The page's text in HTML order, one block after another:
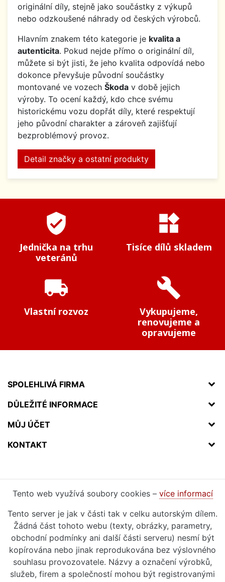
originální díly, stejně jako součástky z výkupů
nebo odzkoušené náhrady od českých výrobců.
Hlavním znakem této kategorie je kvalita a
autenticita. Pokud nejde přímo o originální díl,
můžete si být jisti, že jeho kvalita odpovídá nebo
dokonce převyšuje původní součástky
montované ve vozech Škoda v době jejich
výroby. To ocení každý, kdo chce svému
historickému vozu dopřát díly, které respektují
jeho původní charakter a zároveň zajišťují
bezproblémový provoz.
Detail značky a ostatní produkty
verified_user
Jednička na trhu
veteránů
widgets
Tisíce dílů skladem
local_shipping
Vlastní rozvoz
build
Vykupujeme,
renovujeme a
opravujeme
SPOLEHLIVÁ FIRMA
DŮLEŽITÉ INFORMACE
MŮJ ÚČET
KONTAKT
Tento web využívá soubory cookies – více informací
Tento server je jak v části tak v celku autorským dílem.
Žádná část tohoto webu (texty, obrázky, parametry,
obchodní podmínky ani další části serveru) nesmí být
kopírována nebo jinak reprodukována bez výslovného
souhlasu provozovatele. Názvy a označení výrobků,
služeb, firem a společností mohou být registrovanými